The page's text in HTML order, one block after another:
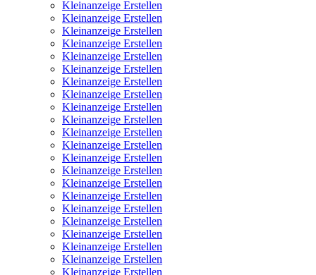
Kleinanzeige Erstellen
Kleinanzeige Erstellen
Kleinanzeige Erstellen
Kleinanzeige Erstellen
Kleinanzeige Erstellen
Kleinanzeige Erstellen
Kleinanzeige Erstellen
Kleinanzeige Erstellen
Kleinanzeige Erstellen
Kleinanzeige Erstellen
Kleinanzeige Erstellen
Kleinanzeige Erstellen
Kleinanzeige Erstellen
Kleinanzeige Erstellen
Kleinanzeige Erstellen
Kleinanzeige Erstellen
Kleinanzeige Erstellen
Kleinanzeige Erstellen
Kleinanzeige Erstellen
Kleinanzeige Erstellen
Kleinanzeige Erstellen
Kleinanzeige Erstellen